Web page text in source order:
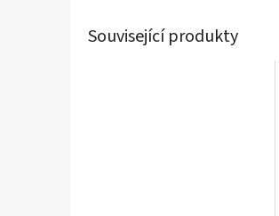
Související produkty